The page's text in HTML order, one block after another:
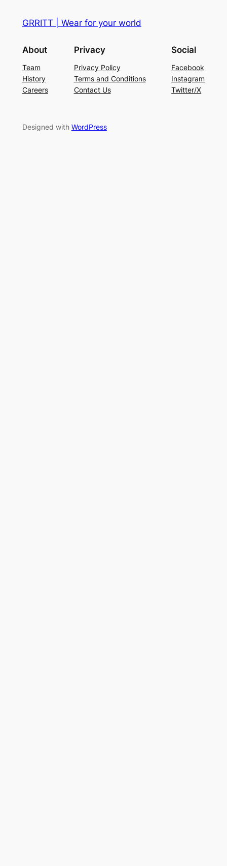
GRRITT | Wear for your world
About
Team
History
Careers
Privacy
Privacy Policy
Terms and Conditions
Contact Us
Social
Facebook
Instagram
Twitter/X
Designed with WordPress